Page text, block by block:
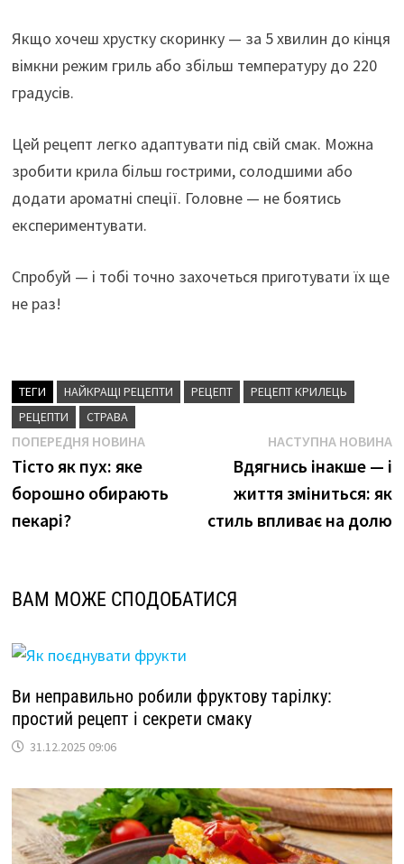
Якщо хочеш хрустку скоринку — за 5 хвилин до кінця
вімкни режим гриль або збільш температуру до 220
градусів.
Цей рецепт легко адаптувати під свій смак. Можна
зробити крила більш гострими, солодшими або
додати ароматні спеції. Головне — не боятись
експериментувати.
Спробуй — і тобі точно захочеться приготувати їх ще
не раз!
ТЕГИ НАЙКРАЩІ РЕЦЕПТИ РЕЦЕПТ
РЕЦЕПТ КРИЛЕЦЬ
РЕЦЕПТИ
СТРАВА
Навігація
записів
ПОПЕРЕДНЯ НОВИНАПопередня
Тісто як пух: яке
борошно обирають
пекарі?
НАСТУПНА НОВИНА
Вдягнись інакше — і
життя зміниться: як
стиль впливає на долю
ВАМ МОЖЕ СПОДОБАТИСЯ
Ви неправильно робили фруктову тарілку:
простий рецепт і секрети смаку
31.12.2025 09:06